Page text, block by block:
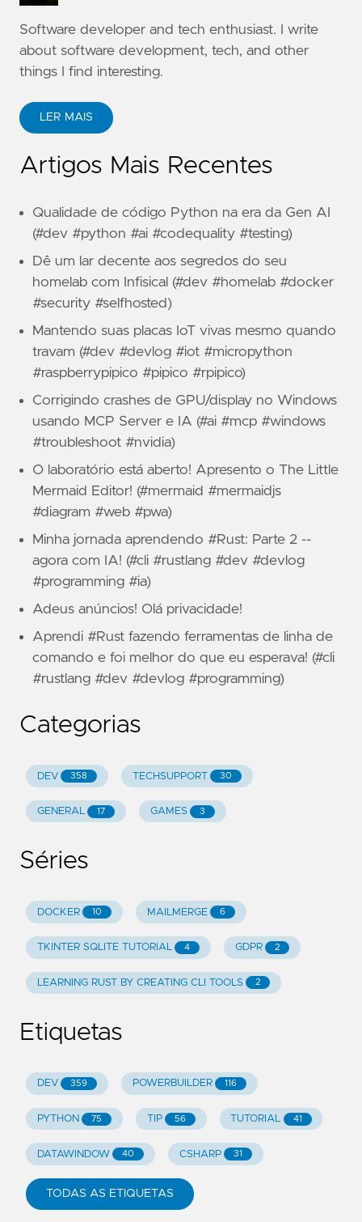
Software developer and tech enthusiast. I write
about software development, tech, and other
things I find interesting.
LER MAIS
Artigos Mais Recentes
Qualidade de código Python na era da Gen AI
(#dev #python #ai #codequality #testing)
Dê um lar decente aos segredos do seu
homelab com Infisical (#dev #homelab #docker
#security #selfhosted)
Mantendo suas placas IoT vivas mesmo quando
travam (#dev #devlog #iot #micropython
#raspberrypipico #pipico #rpipico)
Corrigindo crashes de GPU/display no Windows
usando MCP Server e IA (#ai #mcp #windows
#troubleshoot #nvidia)
O laboratório está aberto! Apresento o The Little
Mermaid Editor! (#mermaid #mermaidjs
#diagram #web #pwa)
Minha jornada aprendendo #Rust: Parte 2 --
agora com IA! (#cli #rustlang #dev #devlog
#programming #ia)
Adeus anúncios! Olá privacidade!
Aprendi #Rust fazendo ferramentas de linha de
comando e foi melhor do que eu esperava! (#cli
#rustlang #dev #devlog #programming)
Categorias
DEV 358 TECHSUPPORT 30
GENERAL 17 GAMES 3
Séries
DOCKER 10 MAILMERGE 6
TKINTER SQLITE TUTORIAL 4 GDPR 2
LEARNING RUST BY CREATING CLI TOOLS 2
Etiquetas
DEV 359 POWERBUILDER 116
PYTHON 75 TIP 56 TUTORIAL 41
DATAWINDOW 40 CSHARP 31
TODAS AS ETIQUETAS